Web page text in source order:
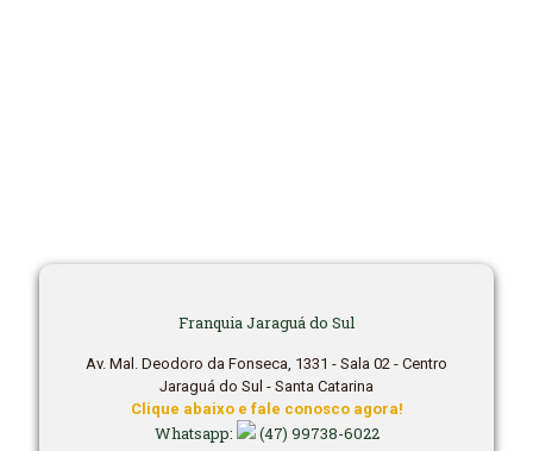
Franquia Jaraguá do Sul
Av. Mal. Deodoro da Fonseca, 1331 - Sala 02 - Centro
Jaraguá do Sul - Santa Catarina
Clique abaixo e fale conosco agora!
Whatsapp: (47) 99738-6022